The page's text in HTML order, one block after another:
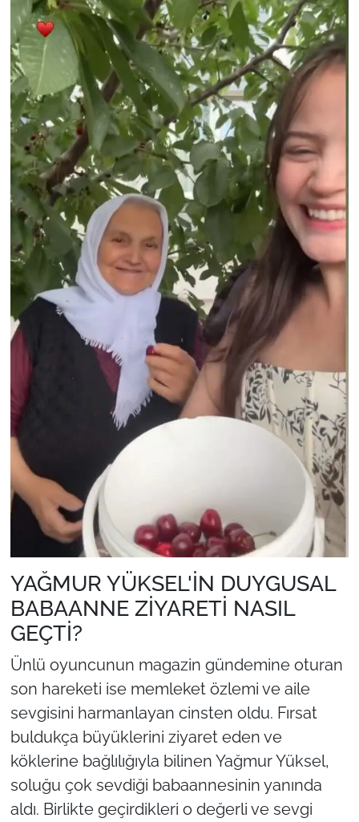
YAĞMUR YÜKSEL'İN DUYGUSAL
BABAANNE ZİYARETİ NASIL
GEÇTİ?
Ünlü oyuncunun magazin gündemine oturan
son hareketi ise memleket özlemi ve aile
sevgisini harmanlayan cinsten oldu. Fırsat
buldukça büyüklerini ziyaret eden ve
köklerine bağlılığıyla bilinen Yağmur Yüksel,
soluğu çok sevdiği babaannesinin yanında
aldı. Birlikte geçirdikleri o değerli ve sevgi